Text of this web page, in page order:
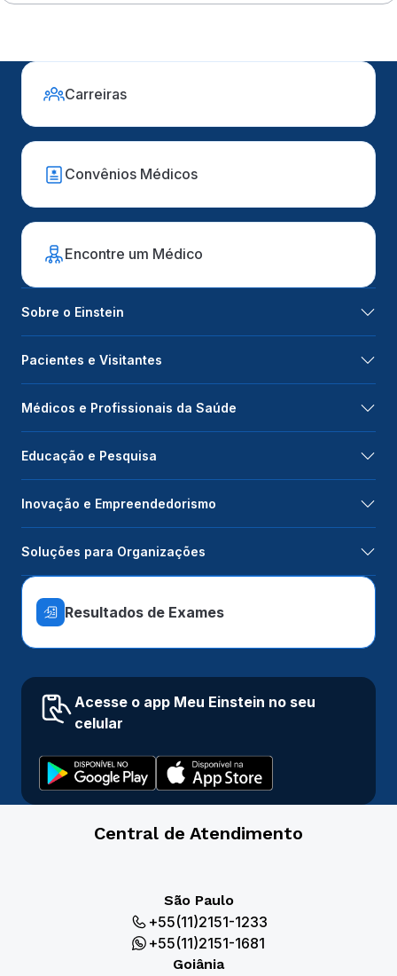
Carreiras
Convênios Médicos
Encontre um Médico
Sobre o Einstein
Pacientes e Visitantes
Médicos e Profissionais da Saúde
Educação e Pesquisa
Inovação e Empreendedorismo
Soluções para Organizações
Resultados de Exames
Acesse o app Meu Einstein no seu
celular
Central de Atendimento
São Paulo
+55(11)2151-1233
+55(11)2151-1681
Goiânia